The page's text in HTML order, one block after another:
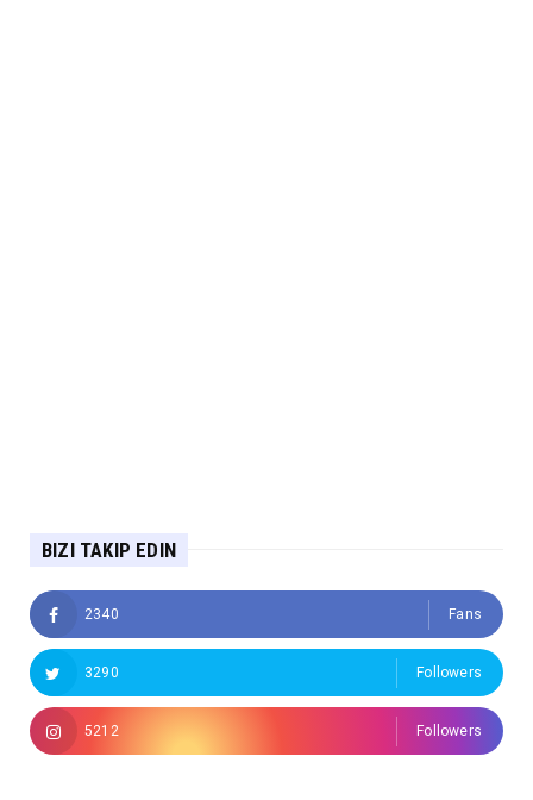
BIZI TAKIP EDIN
2340 Fans
3290 Followers
5212 Followers